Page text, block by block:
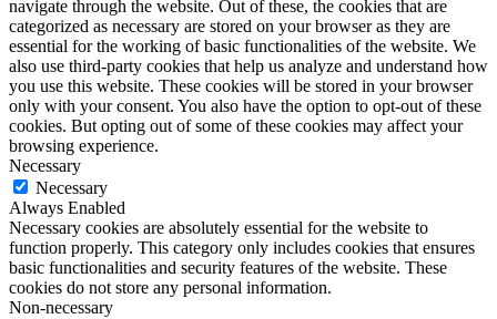
navigate through the website. Out of these, the cookies that are
categorized as necessary are stored on your browser as they are
essential for the working of basic functionalities of the website. We
also use third-party cookies that help us analyze and understand how
you use this website. These cookies will be stored in your browser
only with your consent. You also have the option to opt-out of these
cookies. But opting out of some of these cookies may affect your
browsing experience.
Necessary
Necessary
Always Enabled
Necessary cookies are absolutely essential for the website to
function properly. This category only includes cookies that ensures
basic functionalities and security features of the website. These
cookies do not store any personal information.
Non-necessary